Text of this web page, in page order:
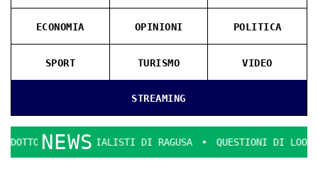
STREAMING
ECONOMIA OPINIONI POLITICA
SPORT TURISMO VIDEO
NEWSDI RAGUSA QUESTIONI DI LOOK E DECENZA.